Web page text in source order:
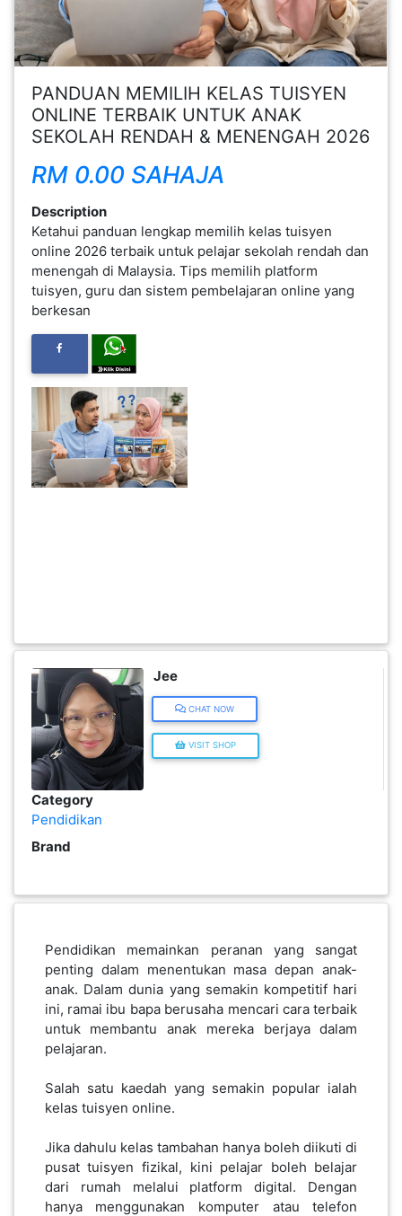
PANDUAN MEMILIH KELAS TUISYEN
ONLINE TERBAIK UNTUK ANAK
SEKOLAH RENDAH & MENENGAH 2026
RM 0.00 SAHAJA
Description
Ketahui panduan lengkap memilih kelas tuisyen
online 2026 terbaik untuk pelajar sekolah rendah dan
menengah di Malaysia. Tips memilih platform
tuisyen, guru dan sistem pembelajaran online yang
berkesan
Jee
CHAT NOW
VISIT SHOP
Category
Pendidikan
Brand
Pendidikan memainkan peranan yang sangat
penting dalam menentukan masa depan anak-
anak. Dalam dunia yang semakin kompetitif hari
ini, ramai ibu bapa berusaha mencari cara terbaik
untuk membantu anak mereka berjaya dalam
pelajaran.
Salah satu kaedah yang semakin popular ialah
kelas tuisyen online.
Jika dahulu kelas tambahan hanya boleh diikuti di
pusat tuisyen fizikal, kini pelajar boleh belajar
dari rumah melalui platform digital. Dengan
hanya menggunakan komputer atau telefon
FESYEN
WANITA(0)
KECANTIKAN(7)
FESYEN
LELAKI(0)
MINYAK
WANGI(8)
DERMA
DAN
INFAK(0)
TUDUNG(0)
PRODUK
DIGITAL(29)
MAKANAN(25)
PERNIAGAAN(41)
KENDERAAN(6)
ELEKTRONIK(5)
SUKAN/HOBI(2)
PERCUTIAN
PELANCONGAN(1)
RUMAH
BARANG
PERIBADI(4)